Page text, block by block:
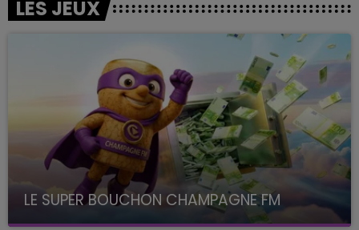
LES JEUX
LE SUPER BOUCHON CHAMPAGNE FM
avec La Famille Champagne FM, à 8H10